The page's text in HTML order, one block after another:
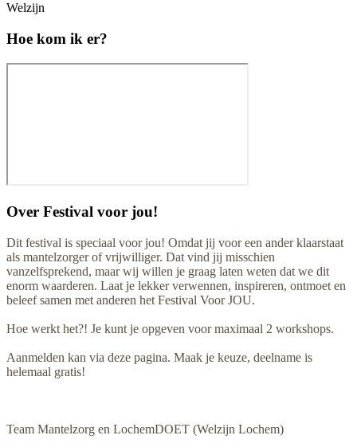
Welzijn
Hoe kom ik er?
Over Festival voor jou!
Dit festival is speciaal voor jou! Omdat jij voor een ander klaarstaat
als mantelzorger of vrijwilliger. Dat vind jij misschien
vanzelfsprekend, maar wij willen je graag laten weten dat we dit
enorm waarderen. Laat je lekker verwennen, inspireren, ontmoet en
beleef samen met anderen het Festival Voor JOU.
Hoe werkt het?! Je kunt je opgeven voor maximaal 2 workshops.
Aanmelden kan via deze pagina. Maak je keuze, deelname is
helemaal gratis!
Team Mantelzorg en LochemDOET (Welzijn Lochem)